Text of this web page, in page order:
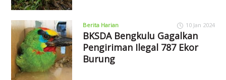
Berita Harian 10 Jan 2024
BKSDA Bengkulu Gagalkan
Pengiriman Ilegal 787 Ekor
Burung